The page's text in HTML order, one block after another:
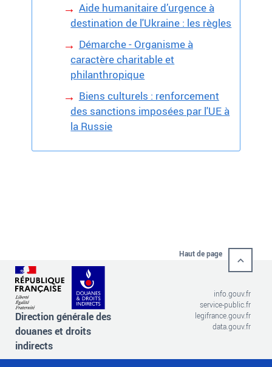
Aide humanitaire d’urgence à
destination de l'Ukraine : les règles
Démarche - Organisme à
caractère charitable et
philanthropique
Biens culturels : renforcement
des sanctions imposées par l'UE à
la Russie
Haut de page
Direction générale des
douanes et droits
indirects
info.gouv.fr
service-public.fr
legifrance.gouv.fr
data.gouv.fr